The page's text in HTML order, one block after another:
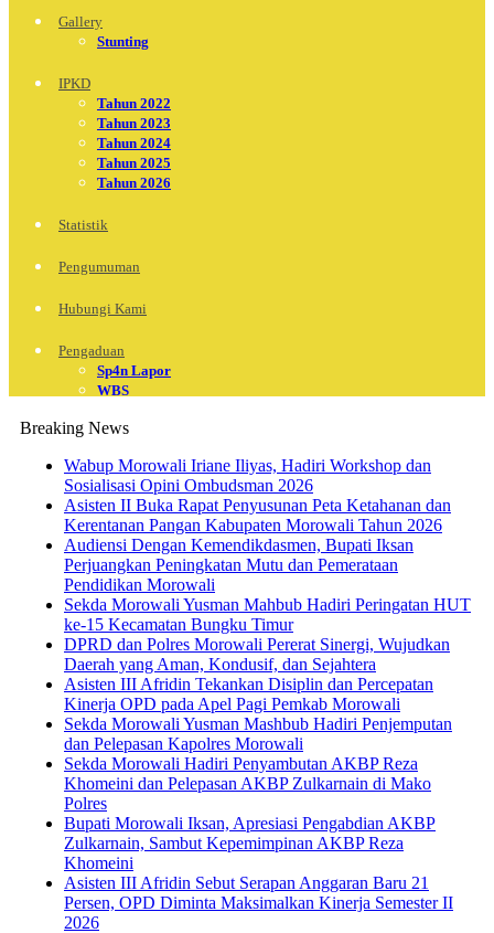
Gallery
Stunting
IPKD
Tahun 2022
Tahun 2023
Tahun 2024
Tahun 2025
Tahun 2026
Statistik
Pengumuman
Hubungi Kami
Pengaduan
Sp4n Lapor
WBS
Breaking News
Wabup Morowali Iriane Iliyas, Hadiri Workshop dan
Sosialisasi Opini Ombudsman 2026
Asisten II Buka Rapat Penyusunan Peta Ketahanan dan
Kerentanan Pangan Kabupaten Morowali Tahun 2026
Audiensi Dengan Kemendikdasmen, Bupati Iksan
Perjuangkan Peningkatan Mutu dan Pemerataan
Pendidikan Morowali
Sekda Morowali Yusman Mahbub Hadiri Peringatan HUT
ke-15 Kecamatan Bungku Timur
DPRD dan Polres Morowali Pererat Sinergi, Wujudkan
Daerah yang Aman, Kondusif, dan Sejahtera
Asisten III Afridin Tekankan Disiplin dan Percepatan
Kinerja OPD pada Apel Pagi Pemkab Morowali
Sekda Morowali Yusman Mashbub Hadiri Penjemputan
dan Pelepasan Kapolres Morowali
Sekda Morowali Hadiri Penyambutan AKBP Reza
Khomeini dan Pelepasan AKBP Zulkarnain di Mako
Polres
Bupati Morowali Iksan, Apresiasi Pengabdian AKBP
Zulkarnain, Sambut Kepemimpinan AKBP Reza
Khomeini
Asisten III Afridin Sebut Serapan Anggaran Baru 21
Persen, OPD Diminta Maksimalkan Kinerja Semester II
2026